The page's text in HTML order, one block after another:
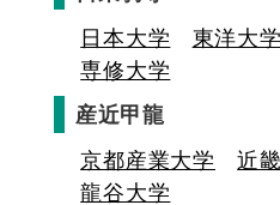
日本大学
東洋大学
専修大学
産近甲龍
京都産業大学
近
龍谷大学